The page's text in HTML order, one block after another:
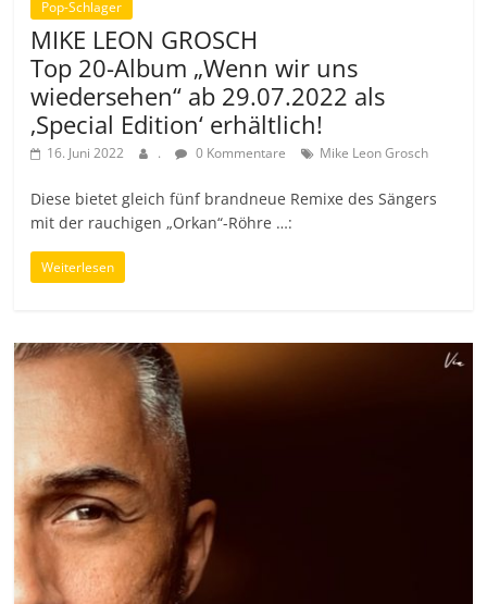
Pop-Schlager
MIKE LEON GROSCH
Top 20-Album „Wenn wir uns
wiedersehen“ ab 29.07.2022 als
‚Special Edition‘ erhältlich!
16. Juni 2022 . 0 Kommentare Mike Leon Grosch
Diese bietet gleich fünf brandneue Remixe des Sängers
mit der rauchigen „Orkan“-Röhre …:
Weiterlesen